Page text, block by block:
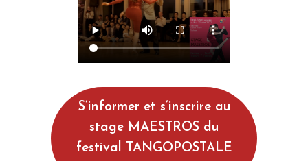
S’informer et s’inscrire au
stage MAESTROS du
festival TANGOPOSTALE